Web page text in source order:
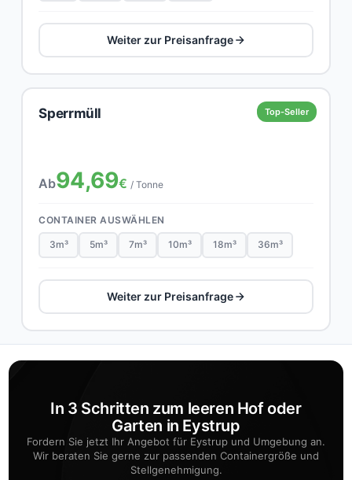
Weiter zur Preisanfrage
Top-Seller
Sperrmüll
Ab94,69€ / Tonne
CONTAINER AUSWÄHLEN
3m³ 5m³ 7m³ 10m³ 18m³ 36m³
Weiter zur Preisanfrage
In 3 Schritten zum leeren Hof oder
Garten in Eystrup
Fordern Sie jetzt Ihr Angebot für Eystrup und Umgebung an.
Wir beraten Sie gerne zur passenden Containergröße und
Stellgenehmigung.